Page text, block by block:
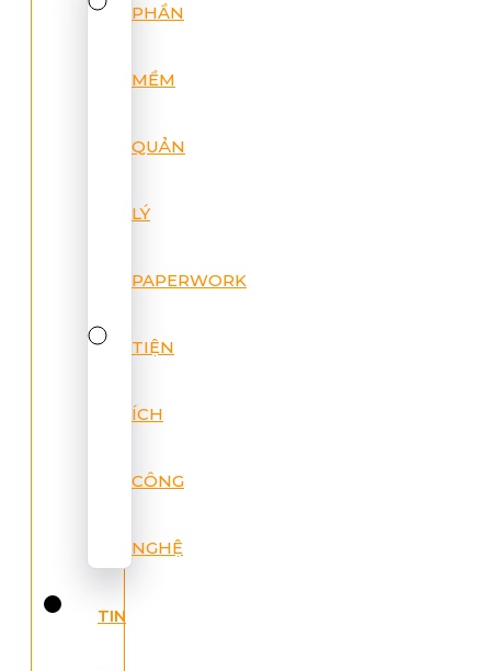
PHẦN
MỀM
QUẢN
LÝ
PAPERWORK
TIỆN
ÍCH
CÔNG
NGHỆ
TIN